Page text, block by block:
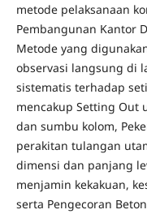
metode pelaksanaan
Pembangunan Kantor
Metode yang
observasi langsung di
sistematis terhadap
mencakup Setting Out
dan sumbu kolom,
perakitan tulangan
dimensi dan panjang
menjamin kekakuan,
serta Pengecoran